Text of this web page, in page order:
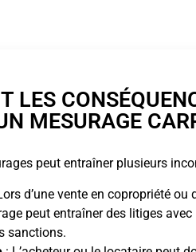
LES
MESURAGE
peut entraîner plusieurs
d’une vente en copropriété ou
peut entraîner des litiges
sanctions.